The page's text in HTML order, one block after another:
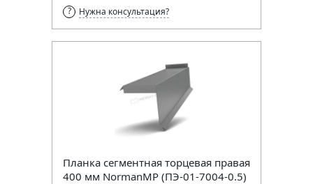
Нужна консультация?
Планка сегментная торцевая правая
400 мм NormanMP (ПЭ-01-7004-0.5)